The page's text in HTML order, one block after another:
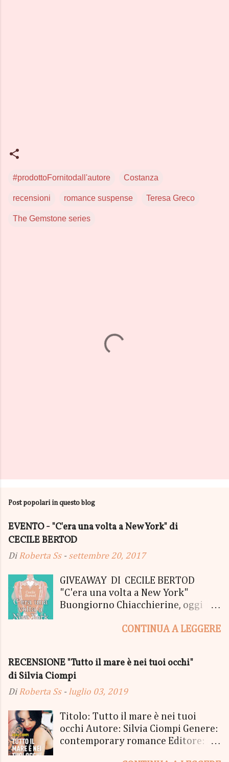
#prodottoFornitodall'autore Costanza
recensioni romance suspense Teresa Greco
The Gemstone series
Post popolari in questo blog
EVENTO - "C'era una volta a New York" di
CECILE BERTOD
DiRoberta Ss - settembre 20, 2017
GIVEAWAY DI CECILE BERTOD
"C'era una volta a New York"
Buongiorno Chiacchierine, oggi
lanciamo il SUPER MEGA GIVEAWAY
05 Ottobre di "C'era una volta a
New York", edito Newton Compton.
Un Giveaway molto ricco per la
Premio, che si aggiudicherà tutto
in Un bel PACCO SORPRESA: - La
Copia Cartacea di "C'era una volta a
CONTINUA A LEGGERE
RECENSIONE "Tutto il mare è nei tuoi occhi"
di Silvia Ciompi
DiRoberta Ss - luglio 03, 2019
Titolo: Tutto il mare è nei tuoi
occhi Autore: Silvia Ciompi Genere:
contemporary romance Editore: